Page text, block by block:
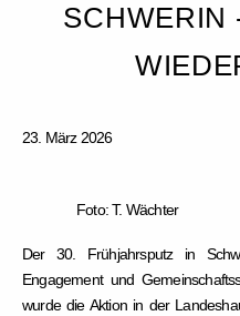
SCHWERIN
23. März 2026
Der 30. Frühjahrsputz in
Engagement und
wurde die Aktion in der
Foto: T. Wächter